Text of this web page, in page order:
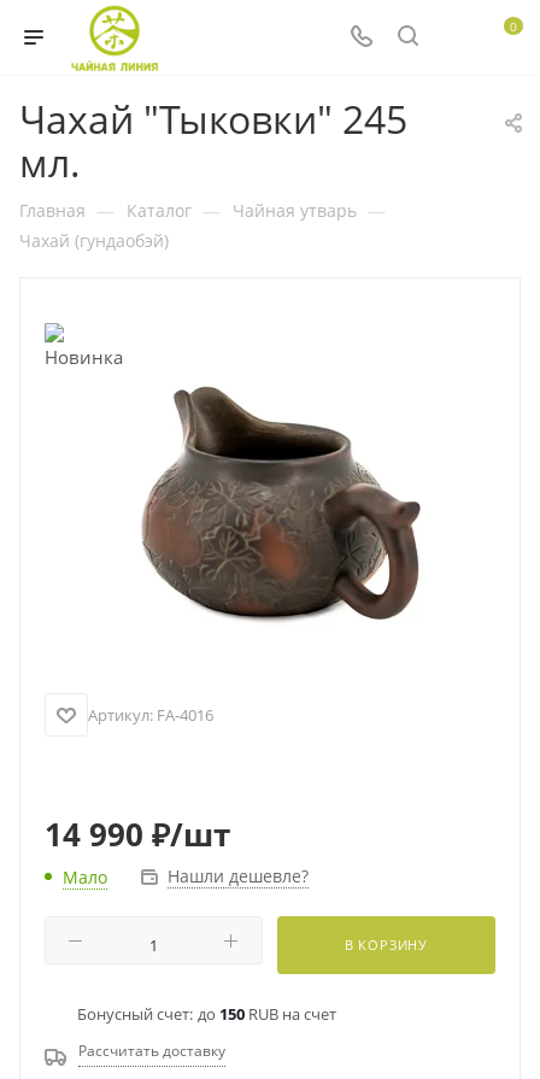
0
Чахай "Тыковки" 245
мл.
Главная — Каталог — Чайная утварь —
Чахай (гундаобэй)
Артикул: FA-4016
14 990 ₽/шт
Мало Нашли дешевле?
В КОРЗИНУ
Бонусный счет: до 150 RUB на счет
Рассчитать доставку